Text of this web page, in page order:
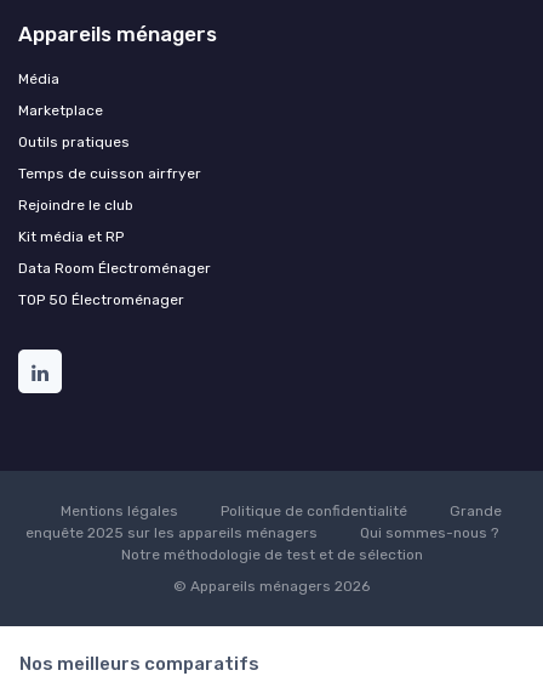
Appareils ménagers
Média
Marketplace
Outils pratiques
Temps de cuisson airfryer
Rejoindre le club
Kit média et RP
Data Room Électroménager
TOP 50 Électroménager
Mentions légales Politique de confidentialité
Grande
enquête 2025 sur les appareils ménagers
Qui sommes-nous ?
Notre méthodologie de test et de sélection
© Appareils ménagers 2026
Nos meilleurs comparatifs